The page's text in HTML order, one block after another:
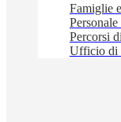
Famiglie
Percorsi
Ufficio di